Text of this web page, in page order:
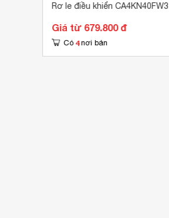
Rơ le điều khiển CA4KN40FW3
Giá từ 679.800 đ
Có 4 nơi bán